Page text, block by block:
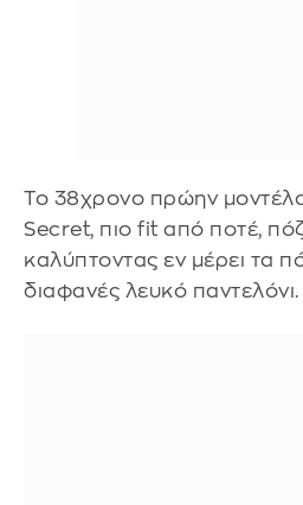
Το 38χρονο πρώην
Secret, πιο fit από ποτέ,
καλύπτοντας εν μέρει τα
διαφανές λευκό παντελόνι.